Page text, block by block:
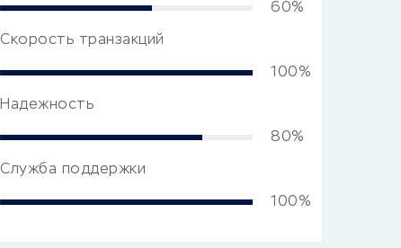
60%
Скорость транзакций
100%
Надежность
80%
Служба поддержки
100%